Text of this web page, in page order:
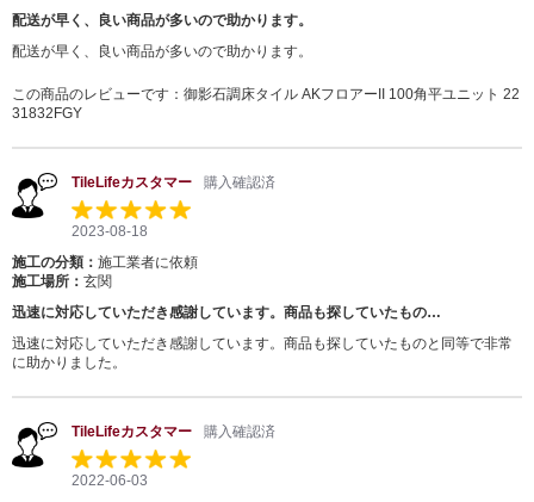
配送が早く、良い商品が多いので助かります。
配送が早く、良い商品が多いので助かります。
この商品のレビューです： 御影石調床タイル AKフロアーII 100角平ユニット 22
31832FGY
TileLifeカスタマー 購入確認済
2023-08-18
施工の分類： 施工業者に依頼
施工場所： 玄関
迅速に対応していただき感謝しています。商品も探していたもの…
迅速に対応していただき感謝しています。商品も探していたものと同等で非常
に助かりました。
TileLifeカスタマー 購入確認済
2022-06-03